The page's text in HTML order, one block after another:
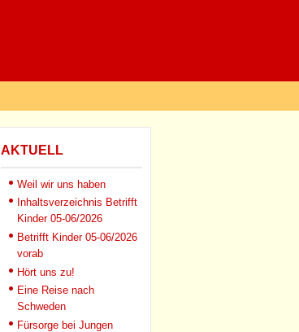
AKTUELL
Weil wir uns haben
Inhaltsverzeichnis Betrifft
Kinder 05-06/2026
Betrifft Kinder 05-06/2026
vorab
Hört uns zu!
Eine Reise nach
Schweden
Fürsorge bei Jungen